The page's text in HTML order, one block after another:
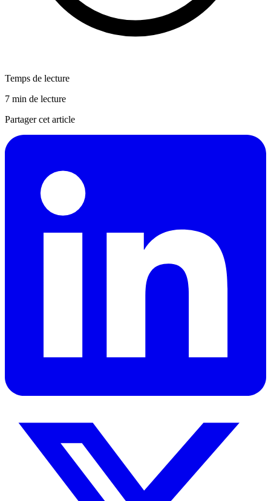
Temps de lecture
7 min de lecture
Partager cet article